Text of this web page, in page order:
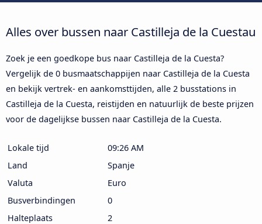
Alles over bussen naar Castilleja de la Cuestau
Zoek je een goedkope bus naar Castilleja de la Cuesta?
Vergelijk de 0 busmaatschappijen naar Castilleja de la Cuesta
en bekijk vertrek- en aankomsttijden, alle 2 busstations in
Castilleja de la Cuesta, reistijden en natuurlijk de beste prijzen
voor de dagelijkse bussen naar Castilleja de la Cuesta.
Lokale tijd
09:26 AM
Land
Spanje
Valuta
Euro
Busverbindingen
0
Halteplaats
2